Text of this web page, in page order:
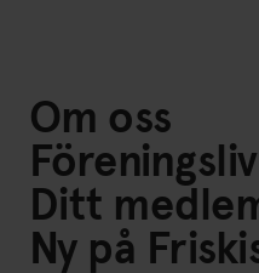
Om oss
Föreningsliv
Ditt
Ny på